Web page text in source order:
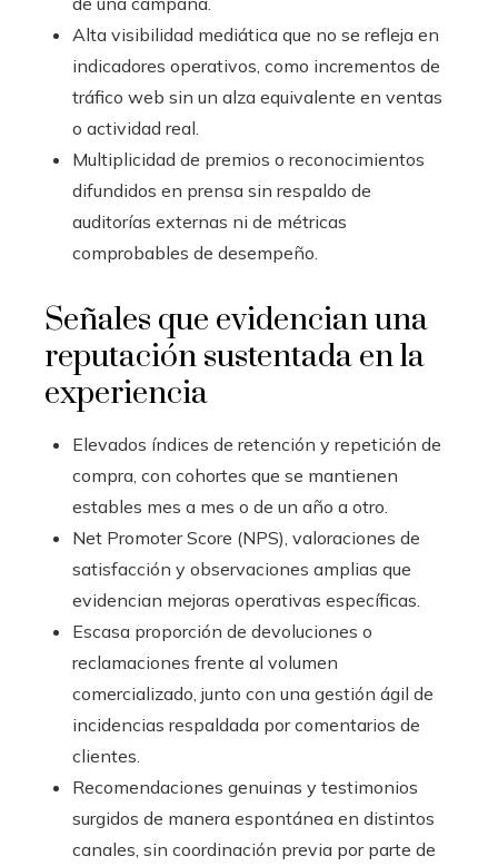
Alta visibilidad mediática que no se refleja en
indicadores operativos, como incrementos de
tráfico web sin un alza equivalente en ventas
o actividad real.
Multiplicidad de premios o reconocimientos
difundidos en prensa sin respaldo de
auditorías externas ni de métricas
comprobables de desempeño.
Señales que evidencian una
reputación sustentada en la
experiencia
Elevados índices de retención y repetición de
compra, con cohortes que se mantienen
estables mes a mes o de un año a otro.
Net Promoter Score (NPS), valoraciones de
satisfacción y observaciones amplias que
evidencian mejoras operativas específicas.
Escasa proporción de devoluciones o
reclamaciones frente al volumen
comercializado, junto con una gestión ágil de
incidencias respaldada por comentarios de
clientes.
Recomendaciones genuinas y testimonios
surgidos de manera espontánea en distintos
canales, sin coordinación previa por parte de